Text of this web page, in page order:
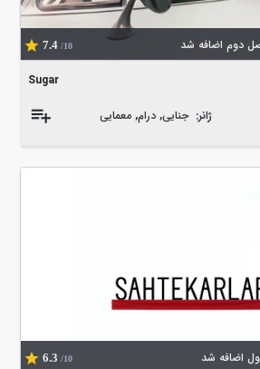
7.4 /10
Sugar
ژانر: جنایی, درام, معمایی
6.3 /10